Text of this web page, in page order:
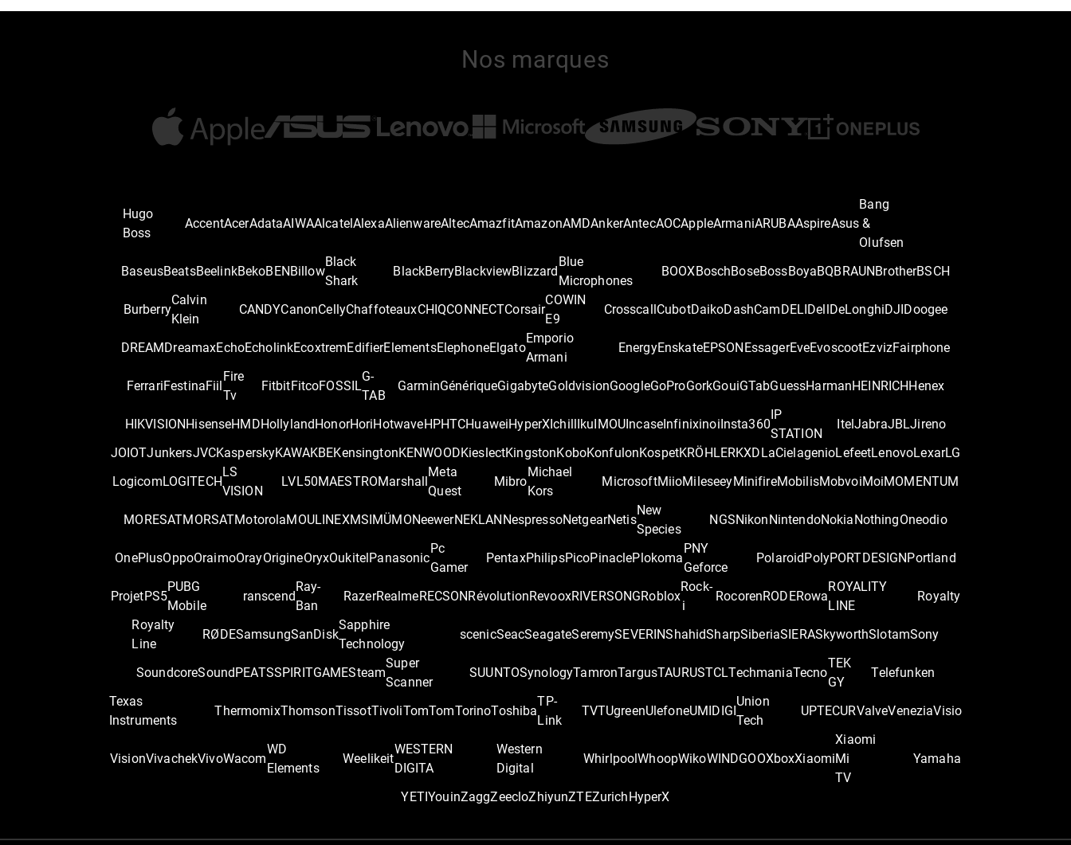
Nos marques
Hugo
Boss
AccentAcerAdataAIWAAlcatel AlexaAlienwareAltecAmazfitAmazonAMDAnkerAntecAOCAppleArmaniARUBAAspireAsus
Bang
&
Olufsen
BaseusBeatsBeelinkBekoBEN Billow
Black
Shark
BlackBerryBlackviewBlizzard
Blue
Microphones
BOOXBoschBoseBossBoyaBQBRAUN BrotherBSCH
Burberry
Calvin
Klein
CANDYCanonCellyChaffoteauxCHIQCONNECTCorsair
COWIN
E9
Crosscall CubotDaikoDashCam DELI Dell DeLonghiDJI Doogee
DREAM DreamaxEchoEcholinkEcoxtremEdifierElementsElephoneElgato
Emporio
Armani
EnergyEnskateEPSON EssagerEveEvoscootEzvizFairphone
FerrariFestinaFiil
Fire
Tv
FitbitFitcoFOSSIL
G-
TAB
GarminGénériqueGigabyteGoldvisionGoogleGoProGorkGouiGTabGuessHarmanHEINRICH Henex
HIKVISION HisenseHMDHollyland HonorHoriHotwaveHPHTCHuaweiHyperX Ichill Iku IMOU Incase Infinixinoi Insta360
IP
STATION
Itel JabraJBLJireno
JOIOTJunkersJVCKasperskyKAWAKBEKensingtonKENWOODKieslectKingstonKoboKonfulonKospetKRÖHLERKXD LaCie lagenioLefeetLenovoLexarLG
LogicomLOGITECH
LS
VISION
LVL50MAESTROMarshall
Meta
Quest
Mibro
Michael
Kors
MicrosoftMiioMileseeyMinifireMobilisMobvoiMoiMOMENTUM
MORESATMORSATMotorolaMOULINEXMSI MÜMONeewerNEKLAN NespressoNetgearNetis
New
Species
NGSNikon NintendoNokia NothingOneodio
OnePlusOppoOraimoOrayOrigineOryxOukitel Panasonic
Pc
Gamer
PentaxPhilipsPicoPinaclePlokoma
PNY
Geforce
Polaroid PolyPORTDESIGN Portland
ProjetPS5
PUBG
Mobile
ranscend
Ray-
Ban
RazerRealmeRECSON RévolutionRevooxRIVERSONGRoblox
Rock-
i
RocorenRODERowa
ROYALITY
LINE
Royalty
Royalty
Line
RØDESamsungSanDisk
Sapphire
Technology
scenicSeacSeagateSeremySEVERINShahidSharpSiberiaSIERASkyworthSlotamSony
SoundcoreSoundPEATSSPIRITGAMESteam
Super
Scanner
SUUNTOSynologyTamronTargusTAURUSTCLTechmaniaTecno
TEK
GY
Telefunken
Texas
Instruments
ThermomixThomsonTissotTivoliTomTomTorinoToshiba
TP-
Link
TVTUgreenUlefoneUMIDIGI
Union
Tech
UPTECURValveVeneziaVisio
VisionVivachekVivoWacom
WD
Elements
Weelikeit
WESTERN
DIGITA
Western
Digital
WhirlpoolWhoopWikoWINDGOOXboxXiaomi
Xiaomi
Mi
TV
Yamaha
YETIYouinZaggZeecloZhiyunZTEZurich ‎HyperX